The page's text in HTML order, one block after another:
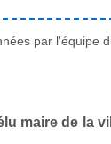
par l'équipe
maire de la